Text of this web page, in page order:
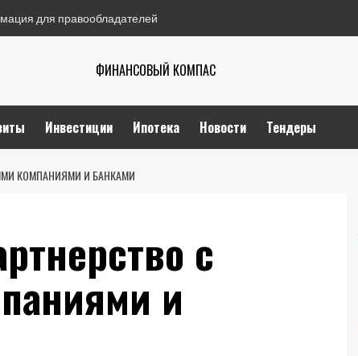
для правообладателей
ФИНАНСОВЫЙ КОМПАС
Инвестиции Ипотека Новости Тендеры
КОМПАНИЯМИ И БАНКАМИ
с
и